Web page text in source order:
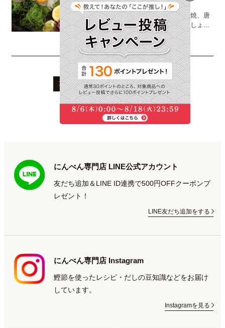
佐賀といえば、有田焼をはじめ、伊万里焼、唐
津焼など、焼き物を思いつく人は多いでしょ
う。弥生時代の集落が発見され、復元された
「吉野ヶ里遺跡」は、卑弥呼が治めた邪馬...
続きを読む
1 2 3 4 5 ... 次へ
にんべん専門店 LINE公式アカウント
友だち追加＆LINE ID連携で500円OFFクーポンプ
レゼント！
LINE友だち追加をする
にんべん専門店 Instagram
鰹節を使ったレシピ・だしの豆知識などをお届け
しています。
Instagramを見る